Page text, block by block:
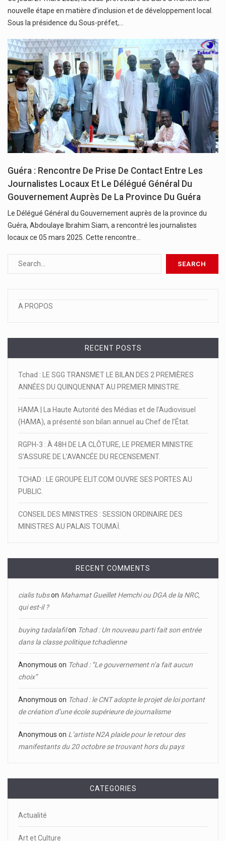
nouvelle étape en matière d’inclusion et de développement local.
Sous la présidence du Sous-préfet,…
Guéra : Rencontre De Prise De Contact Entre Les
Journalistes Locaux Et Le Délégué Général Du
Gouvernement Auprès De La Province Du Guéra
Le Délégué Général du Gouvernement auprès de la province du
Guéra, Abdoulaye Ibrahim Siam, a rencontré les journalistes
locaux ce 05 mars 2025. Cette rencontre…
A PROPOS
RECENT POSTS
Tchad : LE SGG TRANSMET LE BILAN DES 2 PREMIÈRES
ANNÉES DU QUINQUENNAT AU PREMIER MINISTRE.
HAMA | La Haute Autorité des Médias et de l’Audiovisuel
(HAMA), a présenté son bilan annuel au Chef de l’État.
RGPH-3 : À 48H DE LA CLÔTURE, LE PREMIER MINISTRE
S’ASSURE DE L’AVANCÉE DU RECENSEMENT.
TCHAD : LE GROUPE ELIT.COM OUVRE SES PORTES AU
PUBLIC.
CONSEIL DES MINISTRES : SESSION ORDINAIRE DES
MINISTRES AU PALAIS TOUMAÏ.
RECENT COMMENTS
cialis tubson Mahamat Gueillet Hemchi ou DGA de la NRC,
qui est-il ?
buying tadalafilon Tchad : Un nouveau parti fait son entrée
dans la classe politique tchadienne
Anonymous on Tchad : ‘’Le gouvernement n’a fait aucun
choix’’
Anonymous on Tchad : le CNT adopte le projet de loi portant
de création d’une école supérieure de journalisme
Anonymous on L’artiste N2A plaide pour le retour des
manifestants du 20 octobre se trouvant hors du pays
CATEGORIES
Actualité
Art et Culture